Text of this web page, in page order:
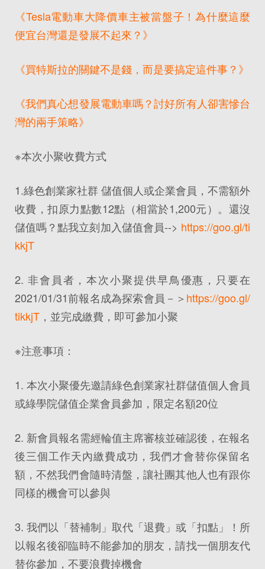
《Tesla電動車大降價車主被當盤子！為什麼這麼
便宜台灣還是發展不起來？》
《買特斯拉的關鍵不是錢，而是要搞定這件事？》
《我們真心想發展電動車嗎？討好所有人卻害慘台
灣的兩手策略》
※本次小聚收費方式
1.綠色創業家社群 儲值個人或企業會員，不需額外
收費，扣原力點數12點（相當於1,200元）。還沒
儲值嗎？點我立刻加入儲值會員--> https://goo.gl/ti
kkjT
2. 非會員者，本次小聚提供早鳥優惠，只要在
2021/01/31前報名成為探索會員－＞https://goo.gl/
tikkjT ，並完成繳費，即可參加小聚
※注意事項：
1. 本次小聚優先邀請綠色創業家社群儲值個人會員
或綠學院儲值企業會員參加，限定名額20位
2. 新會員報名需經輪值主席審核並確認後，在報名
後三個工作天內繳費成功，我們才會替你保留名
額，不然我們會隨時清盤，讓社團其他人也有跟你
同樣的機會可以參與
3. 我們以「替補制」取代「退費」或「扣點」！所
以報名後卻臨時不能參加的朋友，請找一個朋友代
替你參加，不要浪費掉機會